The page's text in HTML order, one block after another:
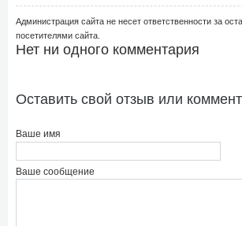
Администрация сайта не несет ответственности за
посетителями сайта.
Нет ни одного комментария
Оставить свой отзыв или
Ваше имя
Ваше сообщение